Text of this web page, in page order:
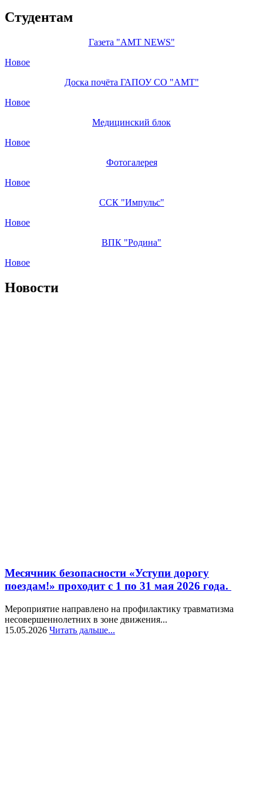
Студентам
Газета "AMT NEWS"
Новое
Доска почёта ГАПОУ СО "АМТ"
Новое
Медицинский блок
Новое
Фотогалерея
Новое
ССК "Импульс"
Новое
ВПК "Родина"
Новое
Новости
Месячник безопасности «Уступи дорогу
поездам!» проходит с 1 по 31 мая 2026 года.
Мероприятие направлено на профилактику травматизма
несовершеннолетних в зоне движения...
15.05.2026 Читать дальше...